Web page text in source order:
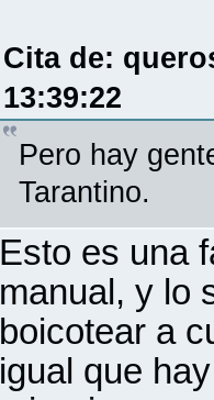
Cita de:
13:39:22
Pero hay
Tarantino.
Esto es una
manual, y lo
boicotear a
igual que